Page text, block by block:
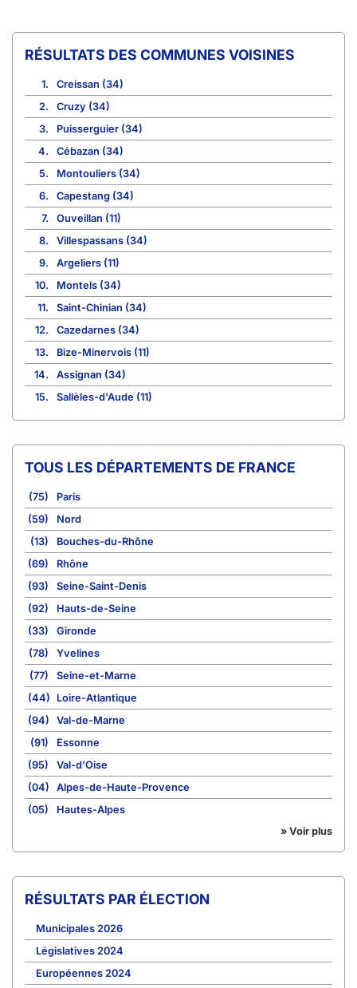
COMMUNES VOISINES
1.
Creissan (34)
2.
Cruzy (34)
3.
Puisserguier (34)
4.
Cébazan (34)
5.
Montouliers (34)
6.
Capestang (34)
7.
Ouveillan (11)
8.
Villespassans (34)
9.
Argeliers (11)
10.
Montels (34)
11.
Saint-Chinian (34)
12.
Cazedarnes (34)
13.
Bize-Minervois (11)
14.
Assignan (34)
15.
Sallèles-d'Aude (11)
TOUS LES DÉPARTEMENTS DE FRANCE
(75)
Paris
(59)
Nord
(13)
Bouches-du-Rhône
(69)
Rhône
(93)
Seine-Saint-Denis
(92)
Hauts-de-Seine
(33)
Gironde
(78)
Yvelines
(77)
Seine-et-Marne
(44)
Loire-Atlantique
(94)
Val-de-Marne
(91)
Essonne
(95)
Val-d'Oise
(04)
Alpes-de-Haute-Provence
(05)
Hautes-Alpes
» Voir plus
RÉSULTATS PAR ÉLECTION
Municipales 2026
Législatives 2024
Européennes 2024